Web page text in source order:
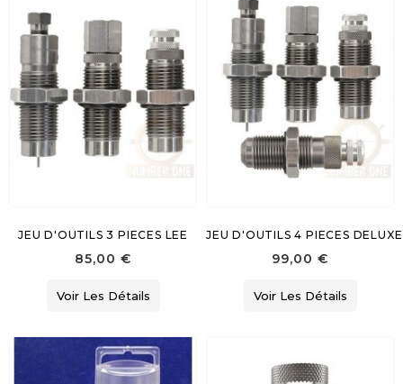
JEU D'OUTILS 3 PIECES LEE
85,00 €
Voir Les Détails
JEU D'OUTILS 4 PIECES
99,00 €
Voir Les Détails